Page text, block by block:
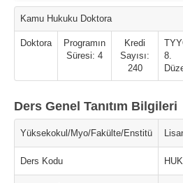
Kamu Hukuku Doktora
Doktora
Programın
Süresi: 4
Kredi
Sayısı:
240
8.
Ders Genel Tanıtım Bilgileri
Yüksekokul/Myo/Fakülte/Enstitü
Ders Kodu